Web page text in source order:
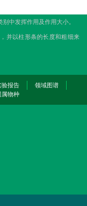
中发挥作用及作用大小。
并以柱形条的长度和粗细来
验报告
领域图谱
属物种